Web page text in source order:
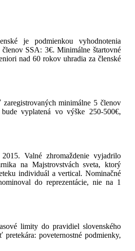
je podmienkou vyhodnotenia
SSA: 3€. Minimálne štartovné
nad 60 rokov uhradia za členské
minimálne 5 členov
vyplatená vo výške 250-500€,
Valné zhromaždenie vyjadrilo
na Majstrovstvách sveta, ktorý
individuál a vertical. Nominačné
do reprezentácie, nie na 1
limity do pravidiel slovenského
poveternostné podmienky,